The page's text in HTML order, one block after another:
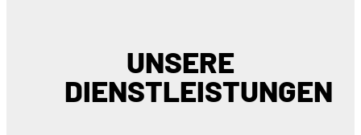
UNSERE
DIENSTLEISTUNGEN